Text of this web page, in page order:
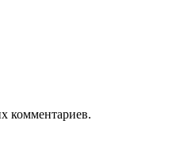
комментариев.